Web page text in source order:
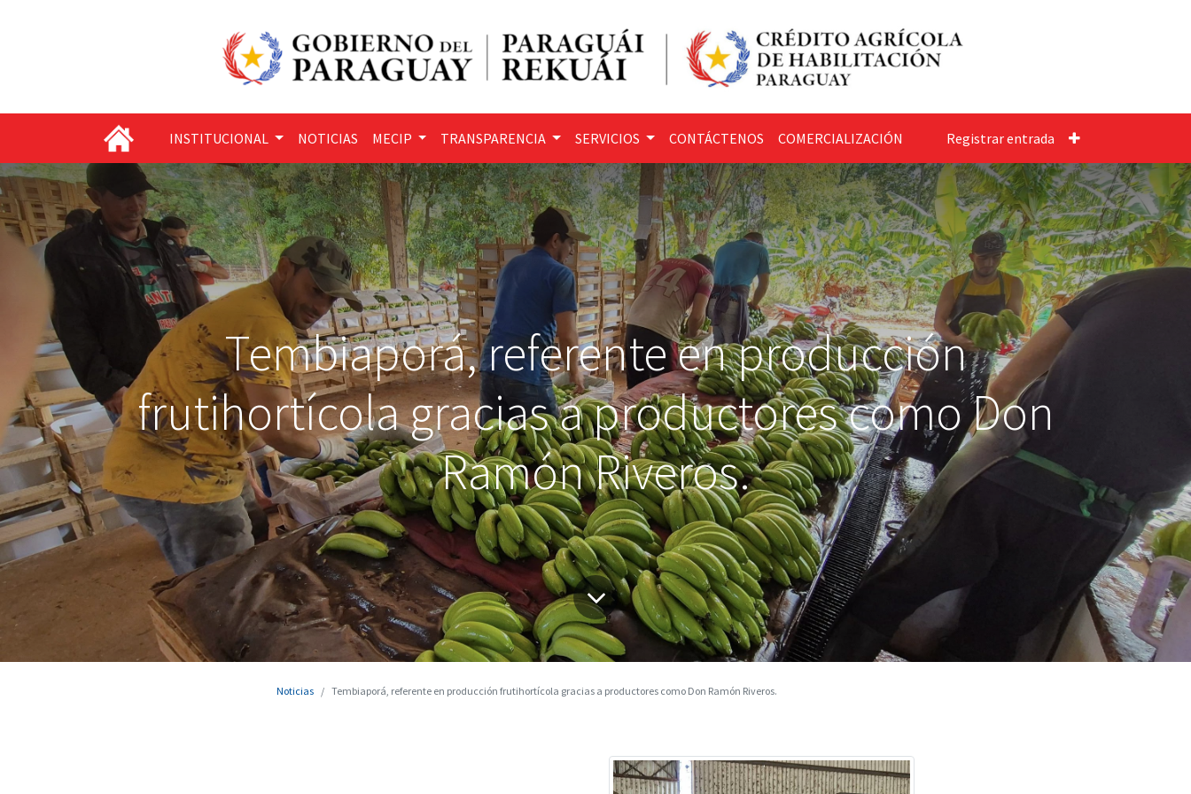
INSTITUCIONAL NOTICIAS MECIP TRANSPARENCIA SERVICIOS CONTÁCTENOS COMERCIALIZACIÓN Registrar entrada
Tembiaporá, referente en producción
frutihortícola gracias a productores como Don
Ramón Riveros.
Noticias Tembiaporá, referente en producción frutihortícola gracias a productores como Don Ramón Riveros.